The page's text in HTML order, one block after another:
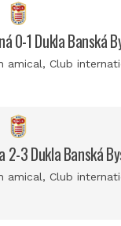
0-1 Dukla Banská
amical, Club
2-3 Dukla Banská
amical, Club